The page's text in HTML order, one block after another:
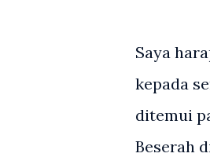
Saya
kepada
ditemui
Beserah